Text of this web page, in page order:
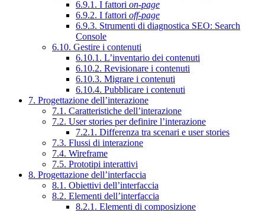
6.9.1. I fattori on-page
6.9.2. I fattori off-page
6.9.3. Strumenti di diagnostica SEO: Search
Console
6.10. Gestire i contenuti
6.10.1. L’inventario dei contenuti
6.10.2. Revisionare i contenuti
6.10.3. Migrare i contenuti
6.10.4. Pubblicare i contenuti
7. Progettazione dell’interazione
7.1. Caratteristiche dell’interazione
7.2. User stories per definire l’interazione
7.2.1. Differenza tra scenari e user stories
7.3. Flussi di interazione
7.4. Wireframe
7.5. Prototipi interattivi
8. Progettazione dell’interfaccia
8.1. Obiettivi dell’interfaccia
8.2. Elementi dell’interfaccia
8.2.1. Elementi di composizione